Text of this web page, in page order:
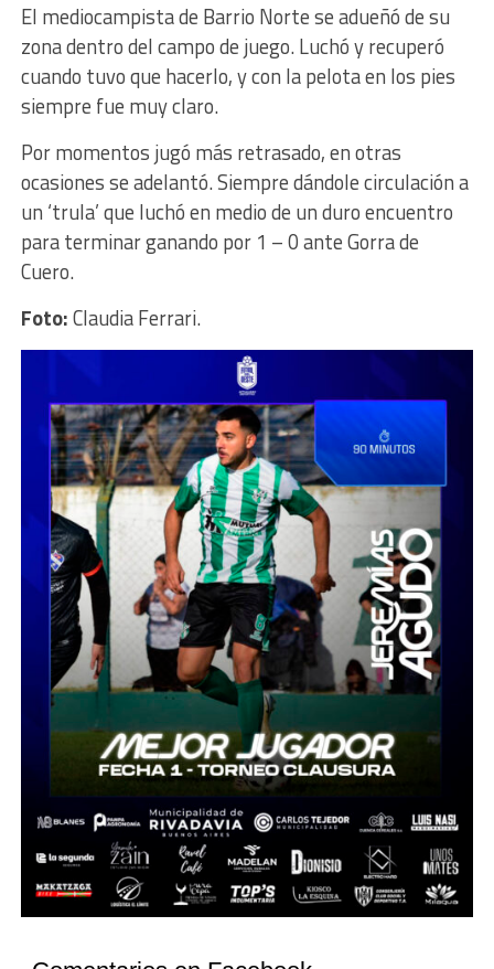
El mediocampista de Barrio Norte se adueñó de su
zona dentro del campo de juego. Luchó y recuperó
cuando tuvo que hacerlo, y con la pelota en los pies
siempre fue muy claro.
Por momentos jugó más retrasado, en otras
ocasiones se adelantó. Siempre dándole circulación a
un ‘trula’ que luchó en medio de un duro encuentro
para terminar ganando por 1 – 0 ante Gorra de
Cuero.
Foto:Claudia Ferrari.